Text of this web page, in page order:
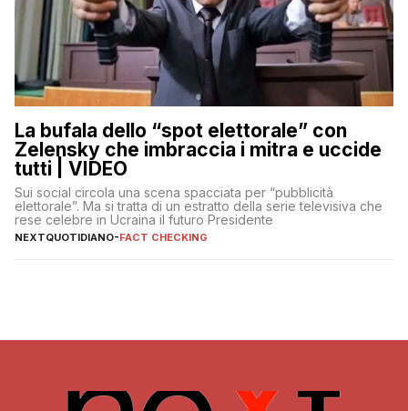
La bufala dello “spot elettorale” con
Zelensky che imbraccia i mitra e uccide
tutti | VIDEO
Sui social circola una scena spacciata per “pubblicità
elettorale”. Ma si tratta di un estratto della serie televisiva che
rese celebre in Ucraina il futuro Presidente
NEXTQUOTIDIANO-FACT CHECKING